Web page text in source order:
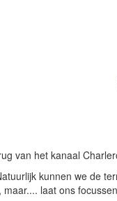
van het kanaal
kunnen we de
laat ons